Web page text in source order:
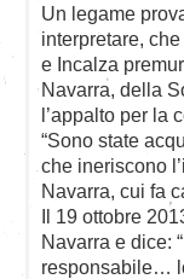
Un legame
interpretare,
e Incalza
Navarra, della
l’appalto per la
“Sono state
che ineriscono
Navarra, cui fa
Il 19 ottobre
Navarra e dice:
responsabile…